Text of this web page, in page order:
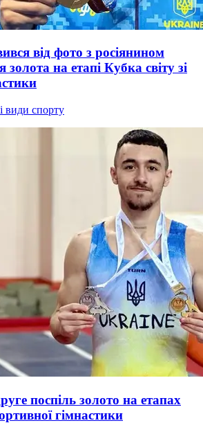
від фото з росіянином
золота на етапі Кубка світу зі
види спорту
поспіль золото на етапах
гімнастики